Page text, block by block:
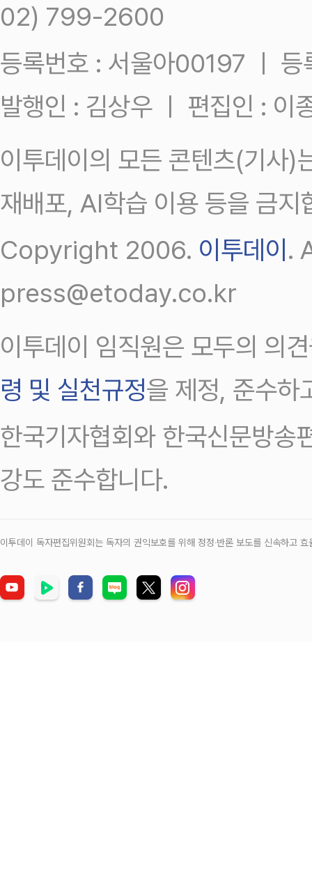
02) 799-2600
등록번호 : 서울아00197 ㅣ
발행인 : 김상우 ㅣ 편집인 : 이
이투데이의 모든 콘텐츠(기사)
재배포, AI학습 이용 등을 금지
Copyright 2006. 이투데이.
press@etoday.co.kr
이투데이 임직원은 모두의 의
령 및 실천규정을 제정, 준수하
한국기자협회와 한국신문방송
강도 준수합니다.
이투데이 독자편집위원회는 독자의 권익보호를 위해 정정‧반론 보도를 신속하고